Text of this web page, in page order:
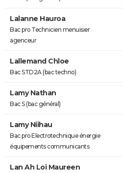
Lalanne Hauroa
Bac pro Technicien menuisier
agenceur
Lallemand Chloe
Bac STD2A (bac techno)
Lamy Nathan
Bac S (bac général)
Lamy Niihau
Bac pro Electrotechnique énergie
équipements communicants
Lan Ah Loi Maureen